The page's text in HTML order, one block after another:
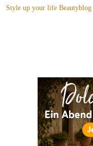
Style up your life Beautyblog